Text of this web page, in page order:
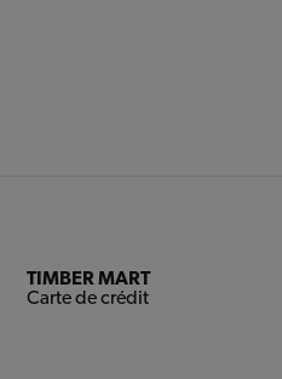
TIMBER MART
Carte de crédit